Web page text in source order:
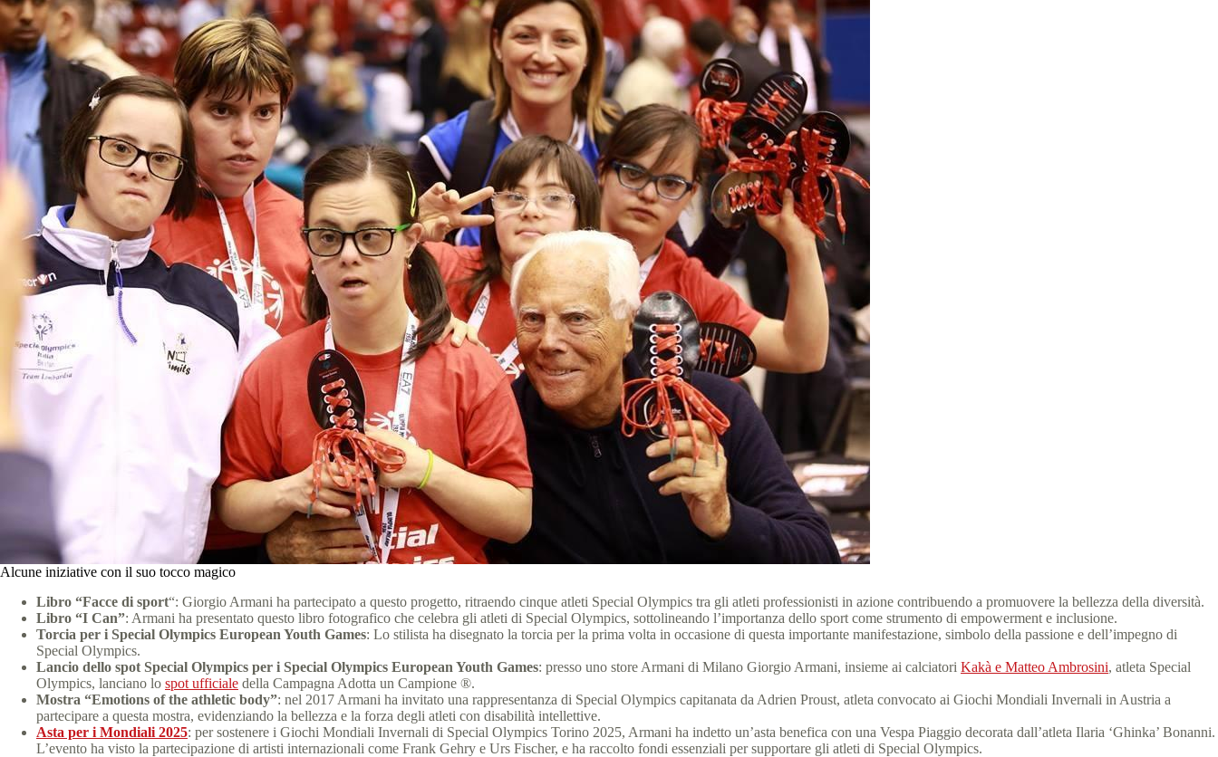
Alcune iniziative con il suo tocco magico
Libro “Facce di sport“: Giorgio Armani ha partecipato a questo progetto, ritraendo cinque atleti Special Olympics tra gli atleti professionisti in azione contribuendo a promuovere la bellezza della diversità.
Libro “I Can”: Armani ha presentato questo libro fotografico che celebra gli atleti di Special Olympics, sottolineando l’importanza dello sport come strumento di empowerment e inclusione.
Torcia per i Special Olympics European Youth Games: Lo stilista ha disegnato la torcia per la prima volta in occasione di questa importante manifestazione, simbolo della passione e dell’impegno di
Special Olympics.
Lancio dello spot Special Olympics per i Special Olympics European Youth Games: presso uno store Armani di Milano Giorgio Armani, insieme ai calciatori Kakà e Matteo Ambrosini, atleta Special
Olympics, lanciano lo spot ufficiale della Campagna Adotta un Campione ®.
Mostra “Emotions of the athletic body”: nel 2017 Armani ha invitato una rappresentanza di Special Olympics capitanata da Adrien Proust, atleta convocato ai Giochi Mondiali Invernali in Austria a
partecipare a questa mostra, evidenziando la bellezza e la forza degli atleti con disabilità intellettive.
Asta per i Mondiali 2025: per sostenere i Giochi Mondiali Invernali di Special Olympics Torino 2025, Armani ha indetto un’asta benefica con una Vespa Piaggio decorata dall’atleta Ilaria ‘Ghinka’ Bonanni.
L’evento ha visto la partecipazione di artisti internazionali come Frank Gehry e Urs Fischer, e ha raccolto fondi essenziali per supportare gli atleti di Special Olympics.